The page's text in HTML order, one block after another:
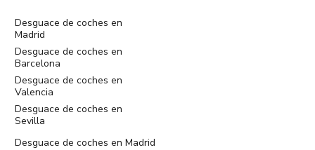
Desguace de coches en
Madrid
Desguace de coches en
Barcelona
Desguace de coches en
Valencia
Desguace de coches en
Sevilla
Desguace de coches en Madrid